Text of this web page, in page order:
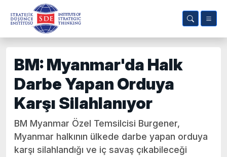
BM: Myanmar'da Halk
Darbe Yapan Orduya
Karşı Silahlanıyor
BM Myanmar Özel Temsilcisi Burgener,
Myanmar halkının ülkede darbe yapan orduya
karşı silahlandığı ve iç savaş çıkabileceği